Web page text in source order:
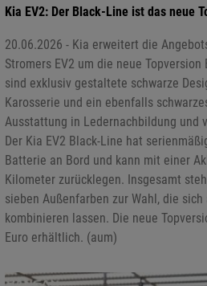
Kia EV2: Der Black-Line ist das neue
20.06.2026 - Kia erweitert die
Stromers EV2 um die neue
sind exklusiv gestaltete schwarze
Karosserie und ein ebenfalls
Ausstattung in Ledernachbildung und
Der Kia EV2 Black-Line hat
Batterie an Bord und kann mit einer
Kilometer zurücklegen. Insgesamt
sieben Außenfarben zur Wahl, die
kombinieren lassen. Die neue
Euro erhältlich. (aum)